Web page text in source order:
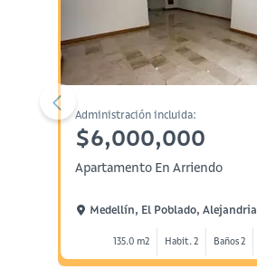
Administración incluida:
$6,000,000
Apartamento En Arriendo
Medellín, El Poblado, Alejandria
135.0 m2 Habit. 2 Baños 2